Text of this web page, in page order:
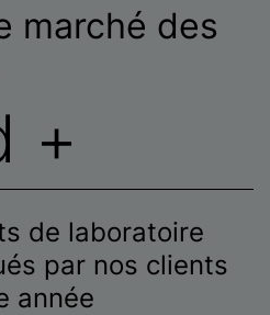
marché des
+
de laboratoire
par nos clients
année